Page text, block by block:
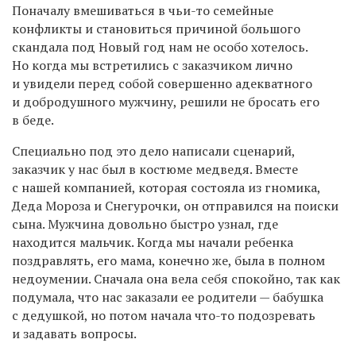
Поначалу вмешиваться в чьи-то семейные
конфликты и становиться причиной большого
скандала под Новый год нам не особо хотелось.
Но когда мы встретились с заказчиком лично
и увидели перед собой совершенно адекватного
и добродушного мужчину, решили не бросать его
в беде.
Специально под это дело написали сценарий,
заказчик у нас был в костюме медведя. Вместе
с нашей компанией, которая состояла из гномика,
Деда Мороза и Снегурочки, он отправился на поиски
сына. Мужчина довольно быстро узнал, где
находится мальчик. Когда мы начали ребенка
поздравлять, его мама, конечно же, была в полном
недоумении. Сначала она вела себя спокойно, так как
подумала, что нас заказали ее родители — бабушка
с дедушкой, но потом начала что-то подозревать
и задавать вопросы.